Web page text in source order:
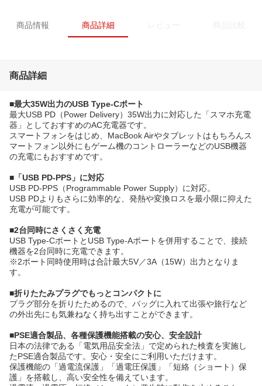
商品情報 商品詳細
商品詳細
■最大35W出力のUSB Type-Cポート
最大USB PD（Power Delivery）35W出力に対応した「スマホ充電
器」としておすすめのAC充電器です。
スマートフォンをはじめ、MacBook Airやタブレットはもちろんス
マートフォン以外にもゲーム機のコントローラーなどのUSB機器
の充電にもおすすめです。
■「USB PD-PPS」に対応
USB PD-PPS（Programmable Power Supply）に対応。
USB PDよりもさらに効率的な、発熱や変換ロスを最小限に抑えた
充電が可能です。
■2台同時にさくさく充電
USB Type-CポートとUSB Type-Aポートを併用することで、接続
機器を2台同時に充電できます。
※2ポート同時使用時は合計最大5V／3A（15W）出力となりま
す。
■折りたたみプラグでもっとコンパクトに
プラグ部分を折りたためるので、バッグに入れて出張や旅行など
の外出先にも気兼ねなく持ち出すことができます。
■PSE適合製品、各種保護機能搭載の安心、安全設計
日本の法律である「電気用品安全法」で定められた検査を実施し
たPSE適合製品です。安心・安全にご利用いただけます。
保護機能の「過電流保護」「過電圧保護」「短絡（ショート）保
護」を搭載し、高い安全性を備えています。